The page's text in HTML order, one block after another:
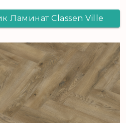
Ламинат Classen Ville